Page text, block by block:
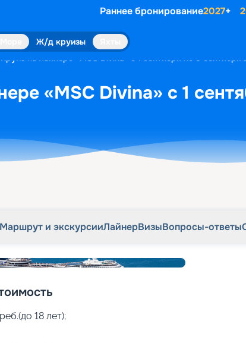
Раннее бронирование2027+
Ж/д круизы
Круиз на лайнере «MSC Divina» с 1 сентября по 8 сентября
«MSC Divina» с 1
Маршрут и экскурсииЛайнерВизыВопросы-ответы
18 лет);